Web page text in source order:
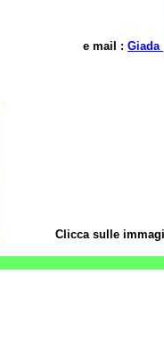
e mail : Giada
Clicca sulle